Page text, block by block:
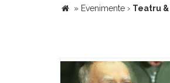
» Evenimente › Teatru &